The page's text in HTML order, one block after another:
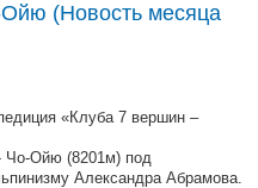
(Новость месяца
«Клуба 7 вершин –
Чо-Ойю (8201м) под
Александра Абрамова.